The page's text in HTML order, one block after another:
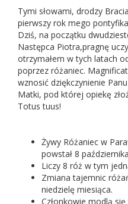
Tymi słowami, drodzy
pierwszy rok mego
Dziś, na początku
Następca Piotra,pragnę
otrzymałem w tych latach
poprzez różaniec.
wznosić dziękczynienie
Matki, pod której opiekę
Totus tuus!
Żywy Różaniec w
powstał 8
Liczy 8 róż w tym
Zmiana tajemnic
niedzielę miesiąca.
Członkowie modlą